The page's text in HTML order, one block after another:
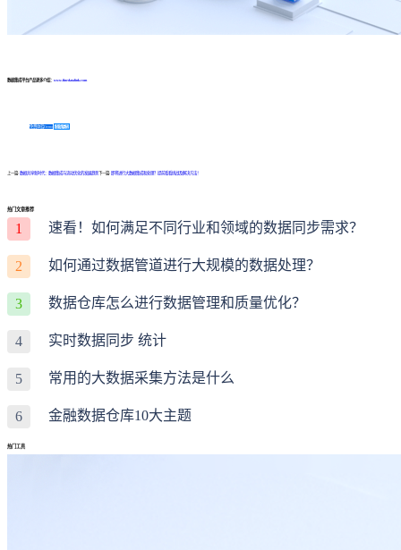
数据集成平台产品更多介绍： www.finedatalink.com
免费体验Demo 咨询方案
上一篇: 数据共享新时代：数据集成与流动优化的发展趋势下一篇: 即将进行大数据集成和处理？提前看看挑战及解决方法！
热门文章推荐
1 速看！如何满足不同行业和领域的数据同步需求？
2 如何通过数据管道进行大规模的数据处理？
3 数据仓库怎么进行数据管理和质量优化？
4 实时数据同步 统计
5 常用的大数据采集方法是什么
6 金融数据仓库10大主题
热门工具